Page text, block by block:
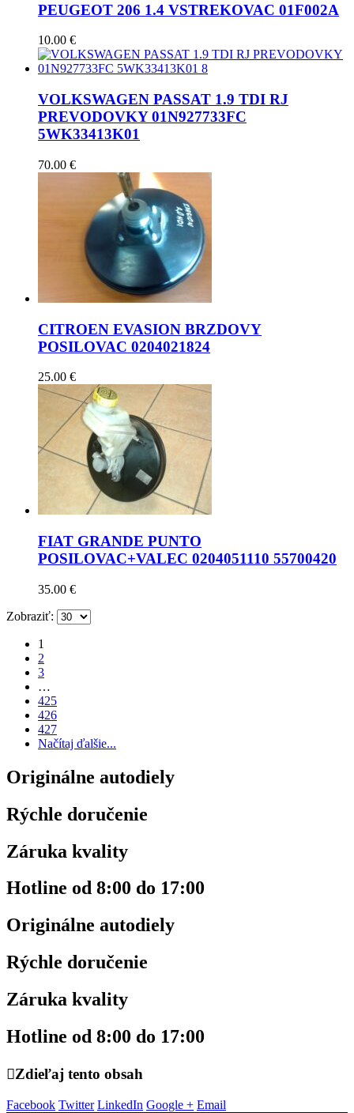
PEUGEOT 206 1.4 VSTREKOVAC 01F002A
10.00 €
VOLKSWAGEN PASSAT 1.9 TDI RJ
PREVODOVKY 01N927733FC
5WK33413K01
70.00 €
CITROEN EVASION BRZDOVY
POSILOVAC 0204021824
25.00 €
FIAT GRANDE PUNTO
POSILOVAC+VALEC 0204051110 55700420
35.00 €
Zobraziť:
1
2
3
…
425
426
427
Načítaj ďalšie...
Originálne autodiely
Rýchle doručenie
Záruka kvality
Hotline od 8:00 do 17:00
Originálne autodiely
Rýchle doručenie
Záruka kvality
Hotline od 8:00 do 17:00
Zdieľaj tento obsah
Facebook Twitter LinkedIn Google + Email